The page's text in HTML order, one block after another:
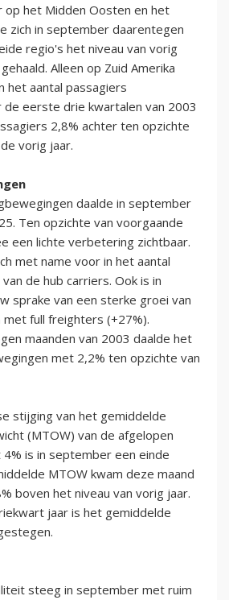
het Midden Oosten en het
zich in september daarentegen
regio's het niveau van vorig
Alleen op Zuid Amerika
het aantal passagiers
de eerste drie kwartalen van 2003
2,8% achter ten opzichte
vorig jaar.
daalde in september
Ten opzichte van voorgaande
een lichte verbetering zichtbaar.
met name voor in het aantal
de hub carriers. Ook is in
sprake van een sterke groei van
met full freighters (+27%).
maanden van 2003 daalde het
met 2,2% ten opzichte van
stijging van het gemiddelde
(MTOW) van de afgelopen
is in september een einde
MTOW kwam deze maand
boven het niveau van vorig jaar.
jaar is het gemiddelde
steeg in september met ruim